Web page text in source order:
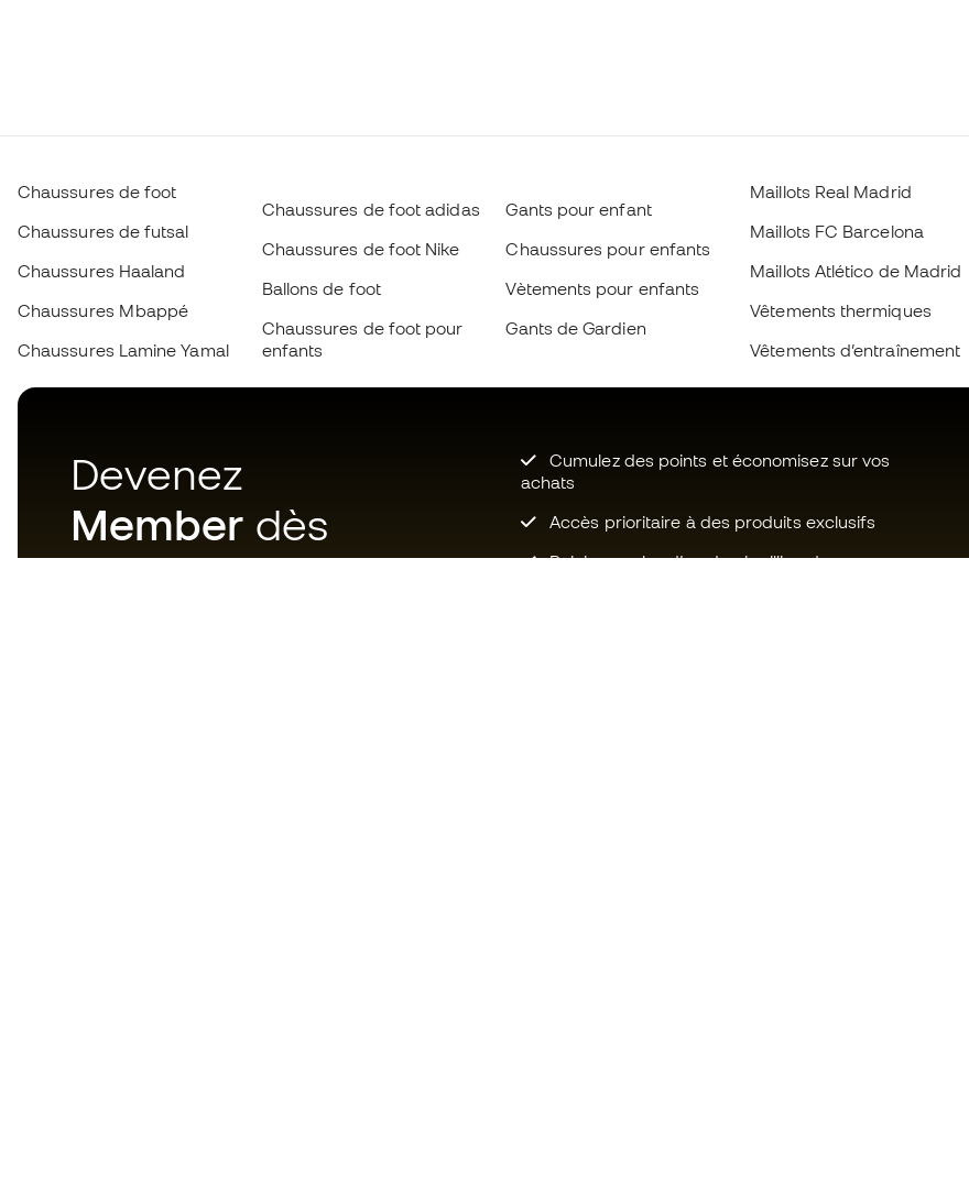
Chaussures de foot
Chaussures de futsal
Chaussures Haaland
Chaussures Mbappé
Chaussures Lamine Yamal
Chaussures de foot adidas
Chaussures de foot Nike
Ballons de foot
Chaussures de foot pour
enfants
Gants pour enfant
Chaussures pour enfants
Vètements pour enfants
Gants de Gardien
Maillots Real Madrid
Maillots FC Barcelona
Maillots Atlético de Madrid
Vêtements thermiques
Vêtements d’entraînement
Devenez
Member dès
maintenant
Cumulez des points et économisez sur vos
achats
Accès prioritaire à des produits exclusifs
Rejoignez plus d’un demi-million de